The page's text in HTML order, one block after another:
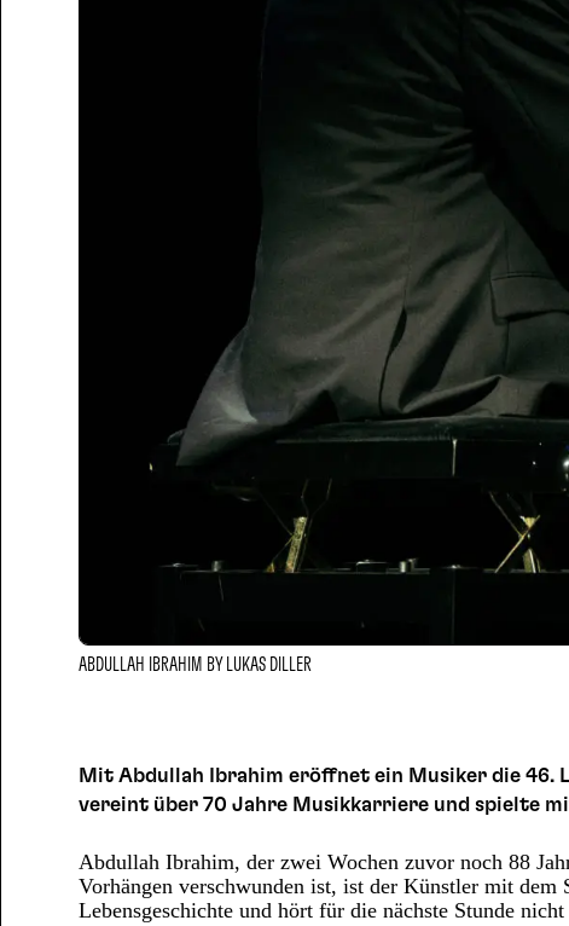
ABDULLAH IBRAHIM BY LUKAS DILLER
Mit Abdullah Ibrahim eröffnet ein Musiker die 46.
vereint über 70 Jahre Musikkarriere und spielte
Abdullah Ibrahim, der zwei Wochen zuvor noch 88
Vorhängen verschwunden ist, ist der Künstler mit
Lebensgeschichte und hört für die nächste Stunde